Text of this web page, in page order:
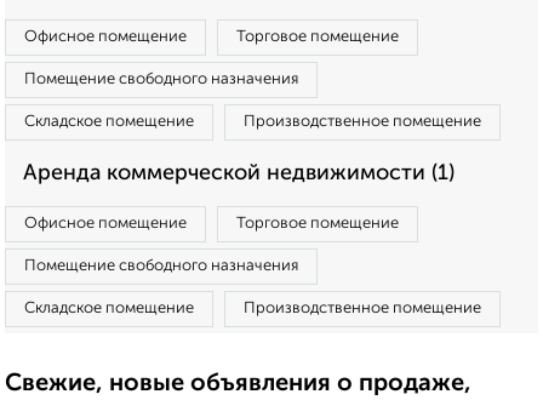
Офисное помещение Торговое помещение
Помещение свободного назначения
Складское помещение Производственное помещение
Аренда коммерческой недвижимости (1)
Офисное помещение Торговое помещение
Помещение свободного назначения
Складское помещение Производственное помещение
Свежие, новые объявления о продаже,